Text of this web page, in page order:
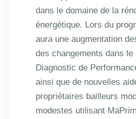
dans le domaine de la
énergétique. Lors du
aura une augmentation
des changements dans le
Diagnostic de
ainsi que de nouvelles
propriétaires bailleurs
modestes utilisant